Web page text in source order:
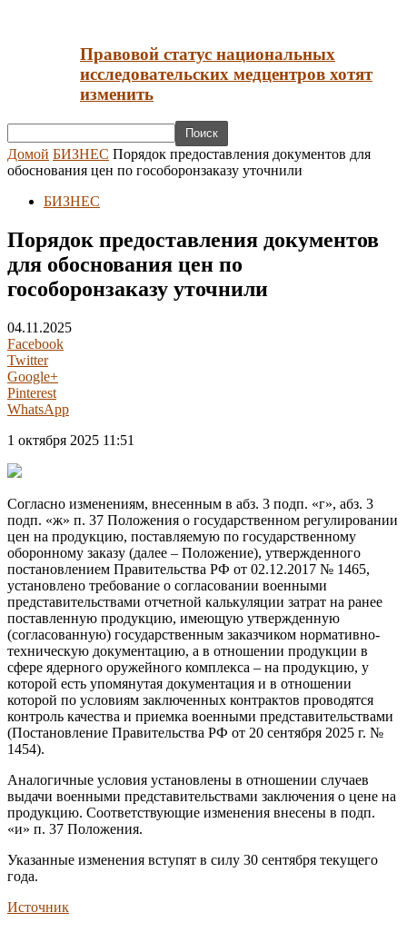
Правовой статус национальных
исследовательских медцентров хотят
изменить
Домой БИЗНЕС Порядок предоставления документов для
обоснования цен по гособоронзаказу уточнили
БИЗНЕС
Порядок предоставления документов
для обоснования цен по
гособоронзаказу уточнили
04.11.2025
Facebook
Twitter
Google+
Pinterest
WhatsApp
1 октября 2025 11:51
Согласно изменениям, внесенным в абз. 3 подп. «г», абз. 3
подп. «ж» п. 37 Положения о государственном регулировании
цен на продукцию, поставляемую по государственному
оборонному заказу (далее – Положение), утвержденного
постановлением Правительства РФ от 02.12.2017 № 1465,
установлено требование о согласовании военными
представительствами отчетной калькуляции затрат на ранее
поставленную продукцию, имеющую утвержденную
(согласованную) государственным заказчиком нормативно-
техническую документацию, а в отношении продукции в
сфере ядерного оружейного комплекса – на продукцию, у
которой есть упомянутая документация и в отношении
которой по условиям заключенных контрактов проводятся
контроль качества и приемка военными представительствами
(Постановление Правительства РФ от 20 сентября 2025 г. №
1454).
Аналогичные условия установлены в отношении случаев
выдачи военными представительствами заключения о цене на
продукцию. Соответствующие изменения внесены в подп.
«и» п. 37 Положения.
Указанные изменения вступят в силу 30 сентября текущего
года.
Источник